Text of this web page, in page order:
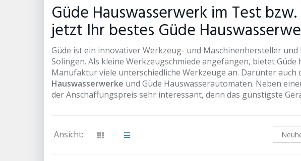
Güde Hauswasserwerk im Test
jetzt Ihr bestes Güde
Güde ist ein innovativer Werkzeug- und Maschinenhersteller und
Solingen. Als kleine Werkzeugschmiede angefangen, bietet Güde
Manufaktur viele unterschiedliche Werkzeuge an. Darunter auch
Hauswasserwerke und Güde Hauswasserautomaten. Neben
der Anschaffungspreis sehr interessant, denn das günstigste
Ansicht: